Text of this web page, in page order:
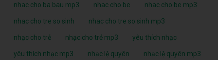
nhac cho ba bau mp3 nhac cho be nhac cho be mp3
nhac cho tre so sinh nhac cho tre so sinh mp3
nhạc cho trẻ nhạc cho trẻ mp3 yêu thích nhạc
yêu thích nhạc mp3 nhạc lệ quyên nhạc lệ quyên mp3